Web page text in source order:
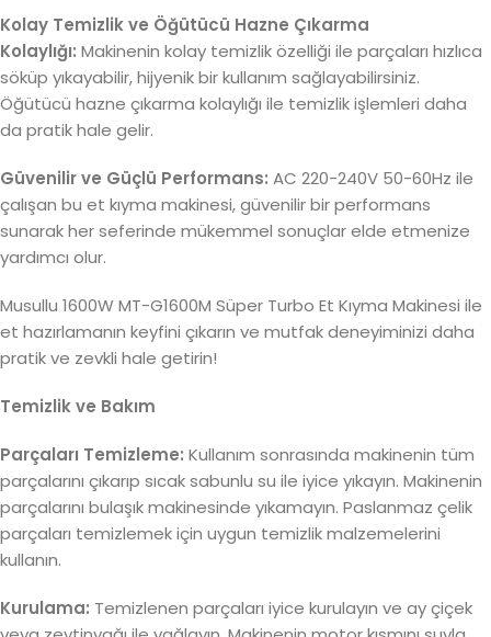
Kolay Temizlik ve Öğütücü Hazne Çıkarma
Kolaylığı: Makinenin kolay temizlik özelliği ile parçaları hızlıca
söküp yıkayabilir, hijyenik bir kullanım sağlayabilirsiniz.
Öğütücü hazne çıkarma kolaylığı ile temizlik işlemleri daha
da pratik hale gelir.
Güvenilir ve Güçlü Performans: AC 220-240V 50-60Hz ile
çalışan bu et kıyma makinesi, güvenilir bir performans
sunarak her seferinde mükemmel sonuçlar elde etmenize
yardımcı olur.
Musullu 1600W MT-G1600M Süper Turbo Et Kıyma Makinesi ile
et hazırlamanın keyfini çıkarın ve mutfak deneyiminizi daha
pratik ve zevkli hale getirin!
Temizlik ve Bakım
Parçaları Temizleme: Kullanım sonrasında makinenin tüm
parçalarını çıkarıp sıcak sabunlu su ile iyice yıkayın. Makinenin
parçalarını bulaşık makinesinde yıkamayın. Paslanmaz çelik
parçaları temizlemek için uygun temizlik malzemelerini
kullanın.
Kurulama: Temizlenen parçaları iyice kurulayın ve ay çiçek